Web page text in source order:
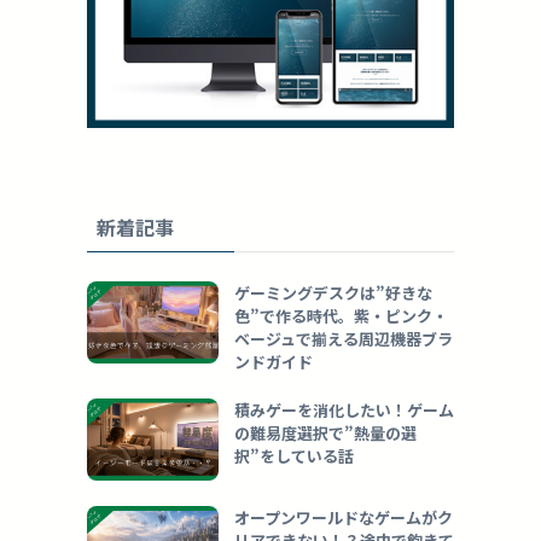
新着記事
ゲーミングデスクは”好きな
色”で作る時代。紫・ピンク・
ベージュで揃える周辺機器ブラ
ンドガイド
積みゲーを消化したい！ゲーム
の難易度選択で”熱量の選
択”をしている話
オープンワールドなゲームがク